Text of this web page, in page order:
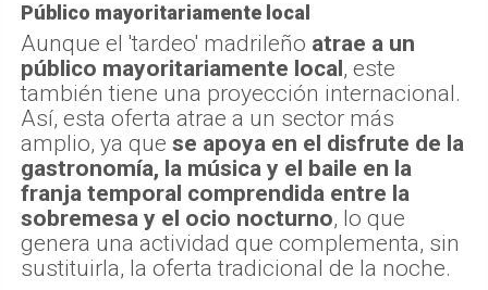
Público mayoritariamente local
Aunque el 'tardeo' madrileño atrae a un
público mayoritariamente local , este
también tiene una proyección internacional.
Así, esta oferta atrae a un sector más
amplio, ya que se apoya en el disfrute de la
gastronomía, la música y el baile en la
franja temporal comprendida entre la
sobremesa y el ocio nocturno, lo que
genera una actividad que complementa, sin
sustituirla, la oferta tradicional de la noche.